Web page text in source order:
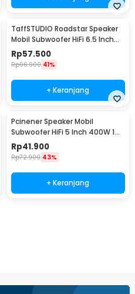
TaffSTUDIO Roadstar Speaker
Mobil Subwoofer HiFi 6.5 Inch
160W 1 PCS - VO-602
Rp57.500
Rp96.900 41%
+ Keranjang
Pcinener Speaker Mobil
Subwoofer HiFi 5 Inch 400W 1
PCS - TS-501
Rp41.900
Rp72.900 43%
+ Keranjang